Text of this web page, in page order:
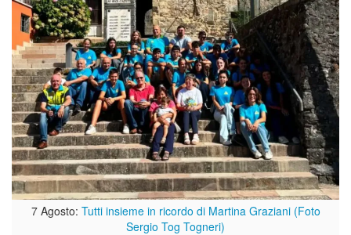
7 Agosto: Tutti insieme in ricordo di Martina Graziani (Foto
Sergio Tog Togneri)